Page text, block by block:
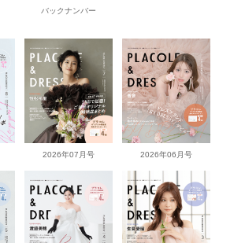
バックナンバー
2026年07月号 2026年06月号